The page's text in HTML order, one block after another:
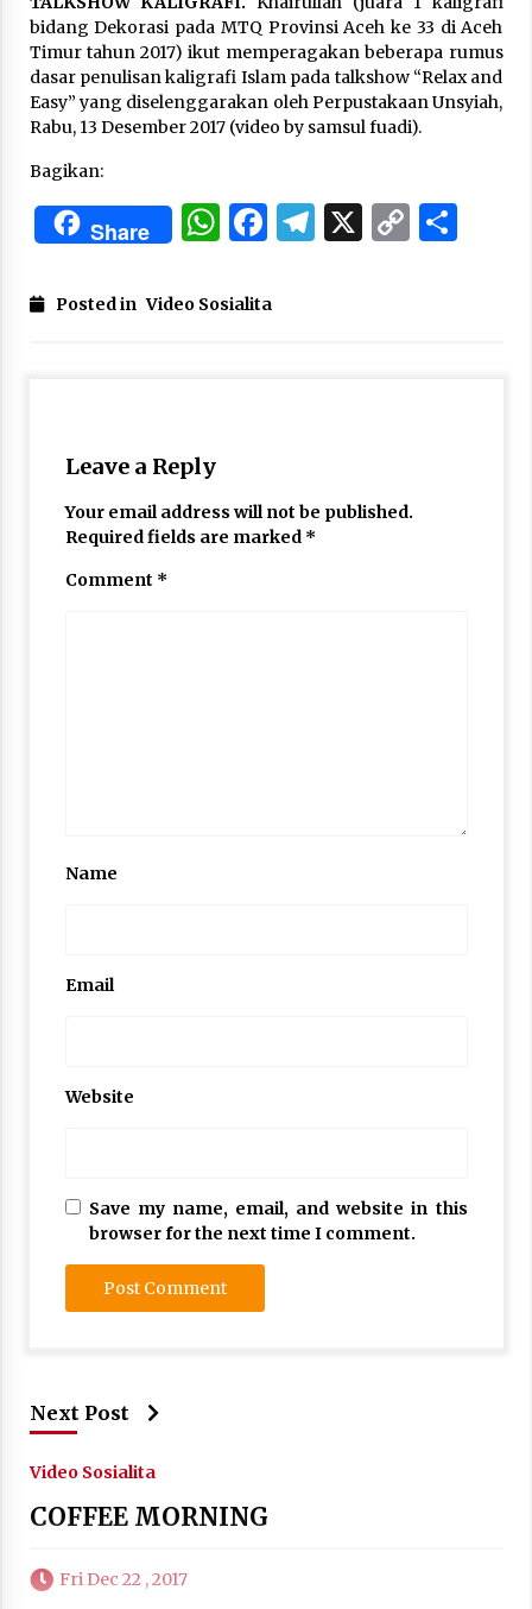
3 months ago
Takut Mati
3 months ago
3 months ago
untuk 179 Guru Diniyah Disdikbud Kota Banda
Eksistensi Iran dalam Tiga Ayat: Memahami
Aliansi Yahudi dan Kristen dalam Dinamika
Nubuwwat
bidang Dekorasi pada MTQ Provinsi Aceh ke 33 di Aceh
Timur tahun 2017) ikut memperagakan beberapa rumus
dasar penulisan kaligrafi Islam pada talkshow “Relax and
Easy” yang diselenggarakan oleh Perpustakaan Unsyiah,
Rabu, 13 Desember 2017 (video by samsul fuadi).
Bagikan:
Share WhatsApp
Facebook
Telegram
X Copy
Posted in Video Sosialita
Leave a Reply
Your email address will not be published.
Required fields are marked *
Comment *
Name
Email
Website
Save my name, email, and website in this
browser for the next time I comment.
Next Post
Video Sosialita
COFFEE MORNING
Fri Dec 22 , 2017